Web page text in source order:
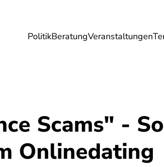
PolitikBeratungVeranstaltungen
Digitales Energie &
Scams" -
Onlinedating